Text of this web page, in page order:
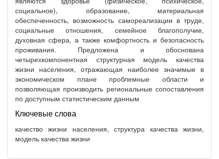
социальное), образование, материальная
обеспеченность, возможность самореализации в труде,
социальные отношения, семейное благополучие,
духовная сфера, а также комфортность и безопасность
проживания. Предложена и обоснована
четырехкомпонентная структурная модель качества
жизни населения, отражающая наиболее значимые в
экономическом плане проблемные области и
позволяющая производить региональные сопоставления
по доступным статистическим данным
Ключевые слова
качество жизни населения, структура качества жизни,
модель качества жизни